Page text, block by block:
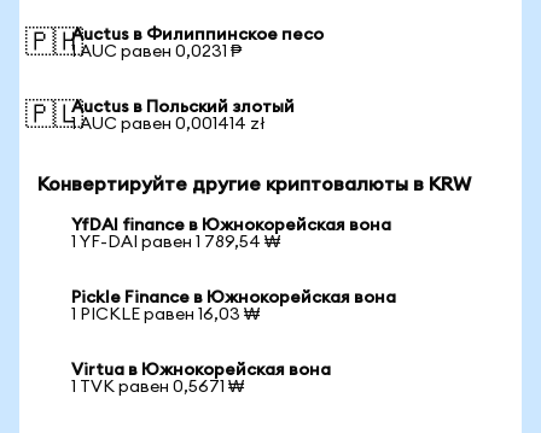
🇵🇭Auctus в Филиппинское песо
1 AUC равен 0,0231 ₱
🇵🇱Auctus в Польский злотый
1 AUC равен 0,001414 zł
Конвертируйте другие криптовалюты в KRW
YfDAI finance в Южнокорейская вона
1 YF-DAI равен 1 789,54 ₩
Pickle Finance в Южнокорейская вона
1 PICKLE равен 16,03 ₩
Virtua в Южнокорейская вона
1 TVK равен 0,5671 ₩